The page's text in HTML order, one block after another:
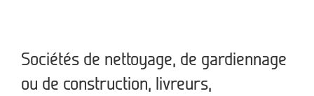
Sociétés de nettoyage, de gardiennage
ou de construction, livreurs,